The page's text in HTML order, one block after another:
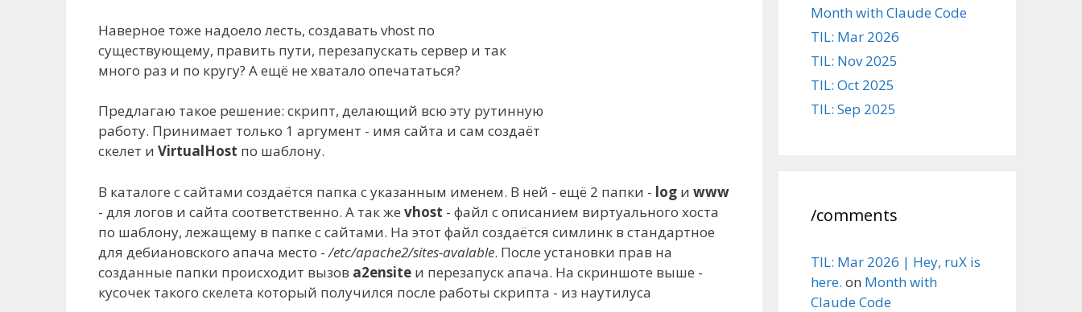
Наверное тоже надоело лесть, создавать vhost по
существующему, править пути, перезапускать сервер и так
много раз и по кругу? А ещё не хватало опечататься?
Предлагаю такое решение: скрипт, делающий всю эту рутинную
работу. Принимает только 1 аргумент - имя сайта и сам создаёт
скелет и VirtualHost по шаблону.
В каталоге с сайтами создаётся папка с указанным именем. В ней - ещё 2 папки - log и www
- для логов и сайта соответственно. А так же vhost - файл с описанием виртуального хоста
по шаблону, лежащему в папке с сайтами. На этот файл создаётся симлинк в стандартное
для дебиановского апача место -/etc/apache2/sites-avalable. После установки прав на
созданные папки происходит вызов a2ensite и перезапуск апача. На скриншоте выше -
кусочек такого скелета который получился после работы скрипта - из наутилуса
Month with Claude Code
TIL: Mar 2026
TIL: Nov 2025
TIL: Oct 2025
TIL: Sep 2025
/comments
TIL: Mar 2026 | Hey, ruX is
here. on Month with
Claude Code